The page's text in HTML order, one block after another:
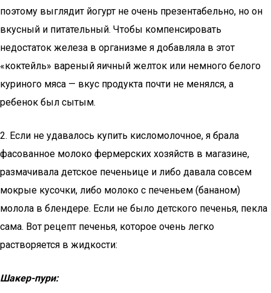
поэтому выглядит йогурт не очень презентабельно, но он
вкусный и питательный. Чтобы компенсировать
недостаток железа в организме я добавляла в этот
«коктейль» вареный яичный желток или немного белого
куриного мяса — вкус продукта почти не менялся, а
ребенок был сытым.
2. Если не удавалось купить кисломолочное, я брала
фасованное молоко фермерских хозяйств в магазине,
размачивала детское печеньице и либо давала совсем
мокрые кусочки, либо молоко с печеньем (бананом)
молола в блендере. Если не было детского печенья, пекла
сама. Вот рецепт печенья, которое очень легко
растворяется в жидкости:
Шакер-пури: